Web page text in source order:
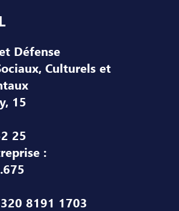
Défense
Culturels et
15
25
:
8191 1703